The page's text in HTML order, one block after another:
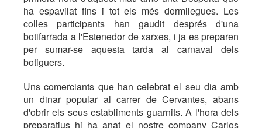
ha espavilat fins i tot els més dormilegues. Les
colles participants han gaudit després d'una
botifarrada a l'Estenedor de xarxes, i ja es preparen
per sumar-se aquesta tarda al carnaval dels
botiguers.
Uns comerciants que han celebrat el seu dia amb
un dinar popular al carrer de Cervantes, abans
d'obrir els seus establiments guarnits. A l'hora dels
preparatius hi ha anat el nostre company Carlos